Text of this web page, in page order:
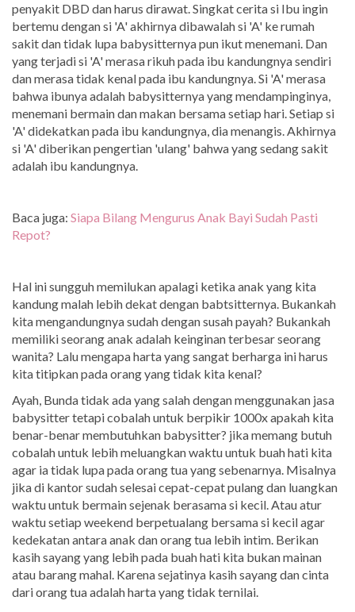
penyakit DBD dan harus dirawat. Singkat cerita si Ibu ingin
bertemu dengan si 'A' akhirnya dibawalah si 'A' ke rumah
sakit dan tidak lupa babysitternya pun ikut menemani. Dan
yang terjadi si 'A' merasa rikuh pada ibu kandungnya sendiri
dan merasa tidak kenal pada ibu kandungnya. Si 'A' merasa
bahwa ibunya adalah babysitternya yang mendampinginya,
menemani bermain dan makan bersama setiap hari. Setiap si
'A' didekatkan pada ibu kandungnya, dia menangis. Akhirnya
si 'A' diberikan pengertian 'ulang' bahwa yang sedang sakit
adalah ibu kandungnya.
Baca juga: Siapa Bilang Mengurus Anak Bayi Sudah Pasti
Repot?
Hal ini sungguh memilukan apalagi ketika anak yang kita
kandung malah lebih dekat dengan babtsitternya. Bukankah
kita mengandungnya sudah dengan susah payah? Bukankah
memiliki seorang anak adalah keinginan terbesar seorang
wanita? Lalu mengapa harta yang sangat berharga ini harus
kita titipkan pada orang yang tidak kita kenal?
Ayah, Bunda tidak ada yang salah dengan menggunakan jasa
babysitter tetapi cobalah untuk berpikir 1000x apakah kita
benar-benar membutuhkan babysitter? jika memang butuh
cobalah untuk lebih meluangkan waktu untuk buah hati kita
agar ia tidak lupa pada orang tua yang sebenarnya. Misalnya
jika di kantor sudah selesai cepat-cepat pulang dan luangkan
waktu untuk bermain sejenak berasama si kecil. Atau atur
waktu setiap weekend berpetualang bersama si kecil agar
kedekatan antara anak dan orang tua lebih intim. Berikan
kasih sayang yang lebih pada buah hati kita bukan mainan
atau barang mahal. Karena sejatinya kasih sayang dan cinta
dari orang tua adalah harta yang tidak ternilai.